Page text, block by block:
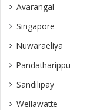
Avarangal
Singapore
Nuwaraeliya
Pandatharippu
Sandilipay
Wellawatte